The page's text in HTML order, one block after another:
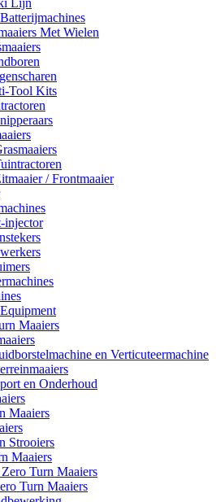
Met Wielen
Tool Kits
/ Frontmaaier
injector
Maaiers
en Verticuteermachine
en Onderhoud
Maaiers
Strooiers
Maaiers
Turn Maaiers
Turn Maaiers